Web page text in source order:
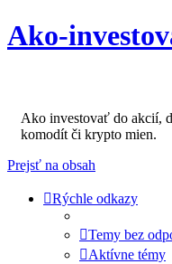
Ako-
Ako investovať do akcií,
komodít či krypto mien.
Prejsť na obsah
Rýchle odkazy
Temy bez
Aktívne témy